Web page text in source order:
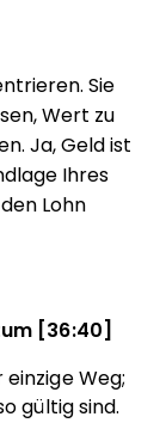
Sie
Wert zu
Ja, Geld ist
Ihres
Lohn
[36:40]
Weg;
gültig sind.